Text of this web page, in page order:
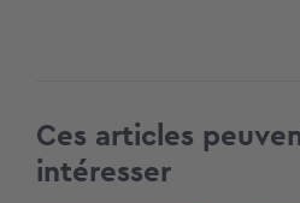
Ces articles
intéresser